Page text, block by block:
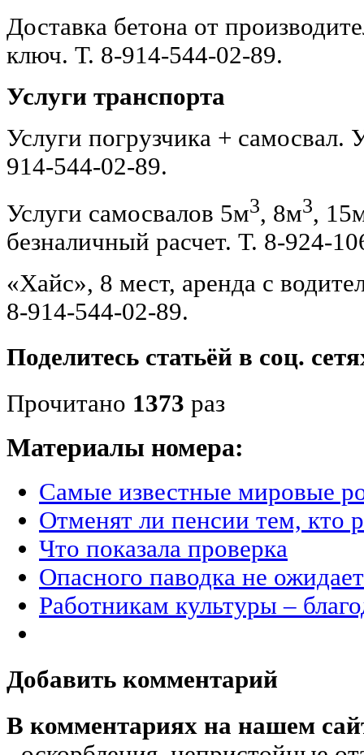
Доставка бетона от
ключ. Т. 8-914-544-02-89.
Услуги транспорта
Услуги погрузчика + самосвал.
914-544-02-89.
Услуги самосвалов 5м3, 8м3,
безналичный расчет. Т. 8-924-
«Хайс», 8 мест, аренда с
8-914-544-02-89.
Поделитесь статьёй в соц.
Прочитано 1373 раз
Материалы номера:
Самые известные мировые
Отменят ли пенсии тем, кто
Что показала проверка
Опасного паводка не
Работникам культуры –
Добавить комментарий
В комментариях на нашем